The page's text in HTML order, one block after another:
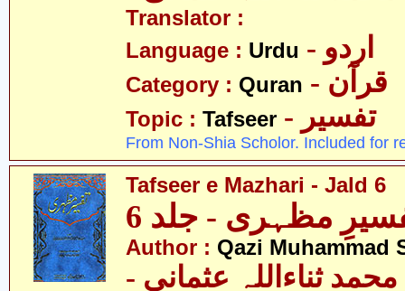
Translator :
Language : Urdu - اردو
Category : Quran - قرآن
Topic : Tafseer - تفسیر
From Non-Shia Scholor. Included for
Tafseer e Mazhari - Jald 6
مظہری - جلد 6
Author : Qazi Muhammad
ثناءاللہ عثمانی